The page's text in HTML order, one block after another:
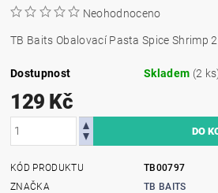
Neohodnoceno
TB Baits Obalovací Pasta Spice Shrimp
Dostupnost Skladem (2
129 Kč
KÓD PRODUKTU
TB00797
ZNAČKA
TB BAITS